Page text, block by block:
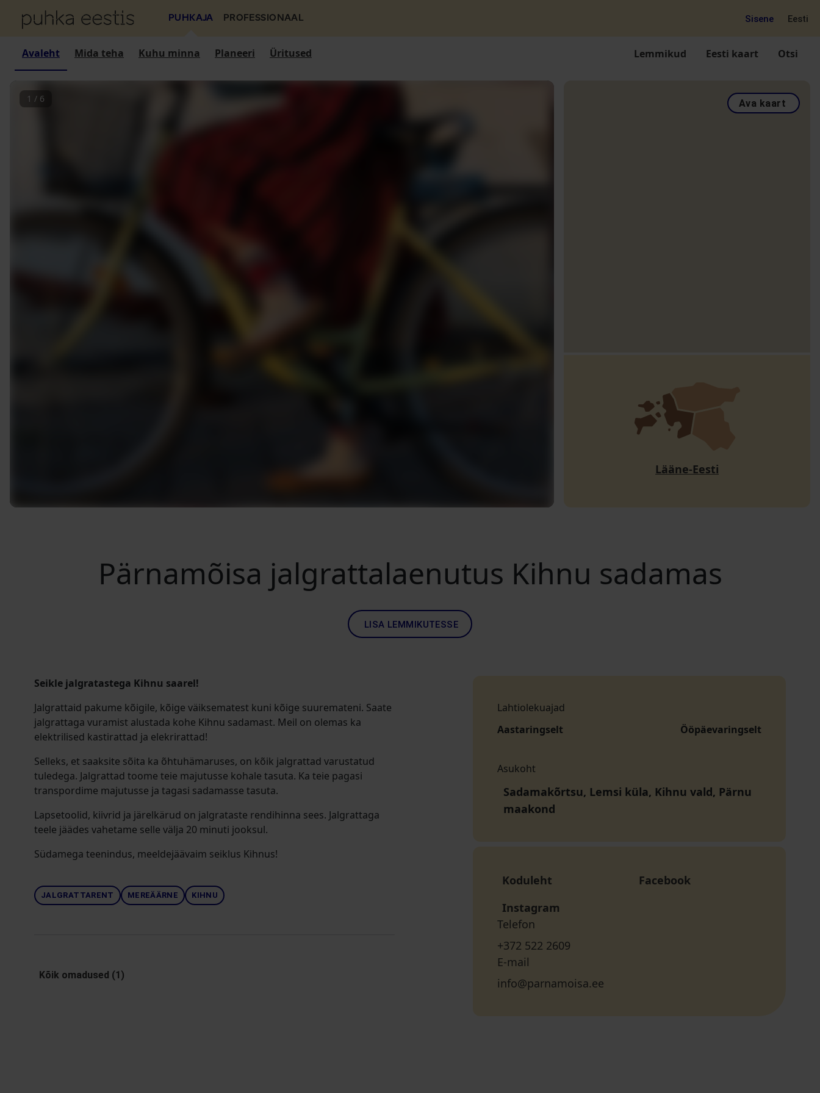
PUHKAJA PROFESSIONAAL Sisene Eesti
Avaleht Mida teha Kuhu minna Planeeri Üritused Lemmikud Eesti kaart Otsi
1 / 6 Ava kaart
Lääne-Eesti
Pärnamõisa jalgrattalaenutus Kihnu sadamas
LISA LEMMIKUTESSE
Seikle jalgratastega Kihnu saarel!
Jalgrattaid pakume kõigile, kõige väiksematest kuni kõige suuremateni. Saate
jalgrattaga vuramist alustada kohe Kihnu sadamast. Meil on olemas ka
elektrilised kastirattad ja elekrirattad!
Selleks, et saaksite sõita ka õhtuhämaruses, on kõik jalgrattad varustatud
tuledega. Jalgrattad toome teie majutusse kohale tasuta. Ka teie pagasi
transpordime majutusse ja tagasi sadamasse tasuta.
Lapsetoolid, kiivrid ja järelkärud on jalgrataste rendihinna sees. Jalgrattaga
teele jäädes vahetame selle välja 20 minuti jooksul.
Südamega teenindus, meeldejäävaim seiklus Kihnus!
JALGRATTARENT MEREÄÄRNE KIHNU
Kõik omadused (1)
Lahtiolekuajad
Aastaringselt
Ööpäevaringselt
Asukoht
Sadamakõrtsu, Lemsi küla, Kihnu vald, Pärnu
maakond
Koduleht
Facebook
Instagram
Telefon
+372 522 2609
E-mail
info@parnamoisa.ee